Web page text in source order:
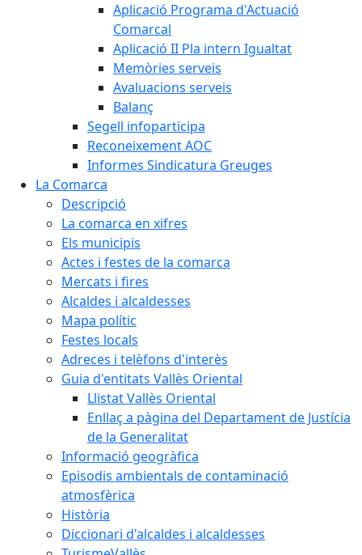
Aplicació Programa d'Actuació
Comarcal
Aplicació II Pla intern Igualtat
Memòries serveis
Avaluacions serveis
Balanç
Segell infoparticipa
Reconeixement AOC
Informes Sindicatura Greuges
La Comarca
Descripció
La comarca en xifres
Els municipis
Actes i festes de la comarca
Mercats i fires
Alcaldes i alcaldesses
Mapa polític
Festes locals
Adreces i telèfons d'interès
Guia d'entitats Vallès Oriental
Llistat Vallès Oriental
Enllaç a pàgina del Departament de Justícia
de la Generalitat
Informació geogràfica
Episodis ambientals de contaminació
atmosfèrica
Història
Diccionari d'alcaldes i alcaldesses